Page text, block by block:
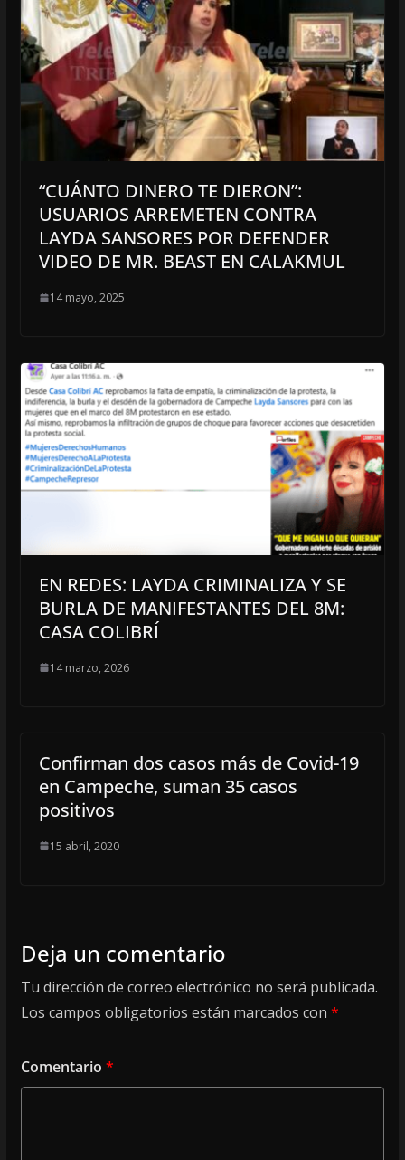
“CUÁNTO DINERO TE DIERON”:
USUARIOS ARREMETEN CONTRA
LAYDA SANSORES POR DEFENDER
VIDEO DE MR. BEAST EN CALAKMUL
14 mayo, 2025
EN REDES: LAYDA CRIMINALIZA Y SE
BURLA DE MANIFESTANTES DEL 8M:
CASA COLIBRÍ
14 marzo, 2026
Confirman dos casos más de Covid-19
en Campeche, suman 35 casos
positivos
15 abril, 2020
Deja un comentario
Tu dirección de correo electrónico no será publicada.
Los campos obligatorios están marcados con *
Comentario *